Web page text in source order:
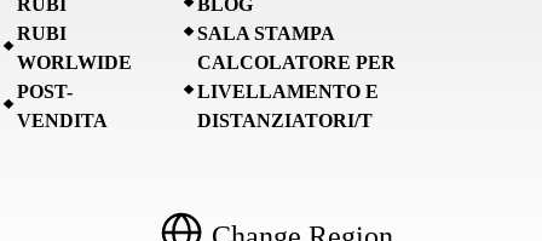
RUBI
RUBI
WORLWIDE
POST-
VENDITA
BLOG
SALA STAMPA
CALCOLATORE PER
LIVELLAMENTO E
DISTANZIATORI/T